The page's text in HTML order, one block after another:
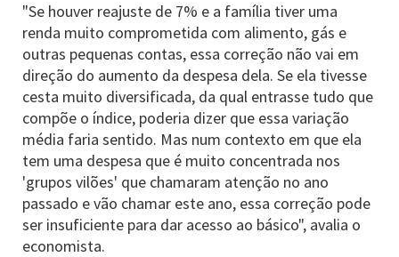
"Se houver reajuste de 7% e a família tiver uma
renda muito comprometida com alimento, gás e
outras pequenas contas, essa correção não vai em
direção do aumento da despesa dela. Se ela tivesse
cesta muito diversificada, da qual entrasse tudo que
compõe o índice, poderia dizer que essa variação
média faria sentido. Mas num contexto em que ela
tem uma despesa que é muito concentrada nos
'grupos vilões' que chamaram atenção no ano
passado e vão chamar este ano, essa correção pode
ser insuficiente para dar acesso ao básico", avalia o
economista.